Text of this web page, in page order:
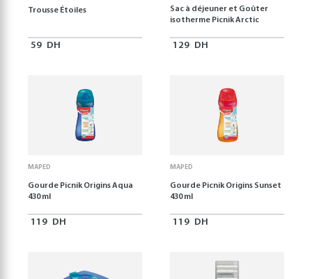
Trousse Étoiles
59 DH
Sac à déjeuner et Goûter
isotherme Picnik Arctic
129 DH
MAPED
Gourde Picnik Origins Aqua
430 ml
119 DH
MAPED
Gourde Picnik Origins Sunset
430 ml
119 DH